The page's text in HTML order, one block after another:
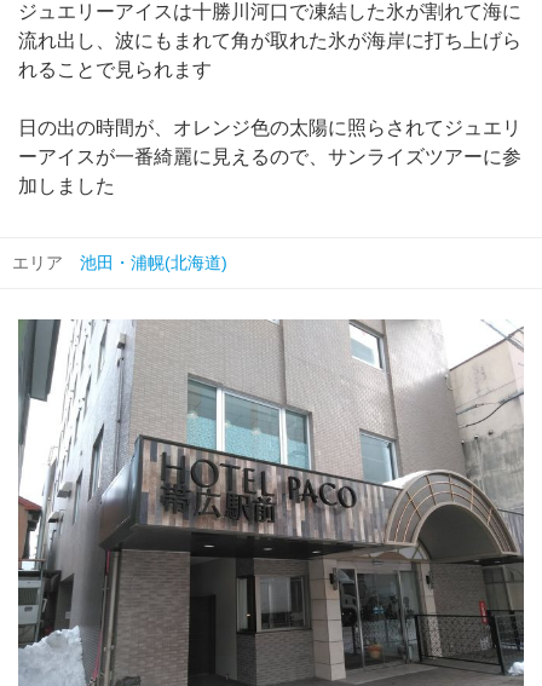
ジュエリーアイスは十勝川河口で凍結した氷が割れて海に
流れ出し、波にもまれて角が取れた氷が海岸に打ち上げら
れることで見られます
日の出の時間が、オレンジ色の太陽に照らされてジュエリ
ーアイスが一番綺麗に見えるので、サンライズツアーに参
加しました
エリア 池田・浦幌(北海道)